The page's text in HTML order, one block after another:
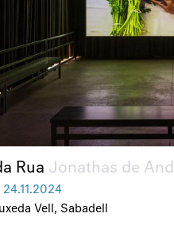
Rua Jonathas de
24.11 .2024
Vell, Sabadell